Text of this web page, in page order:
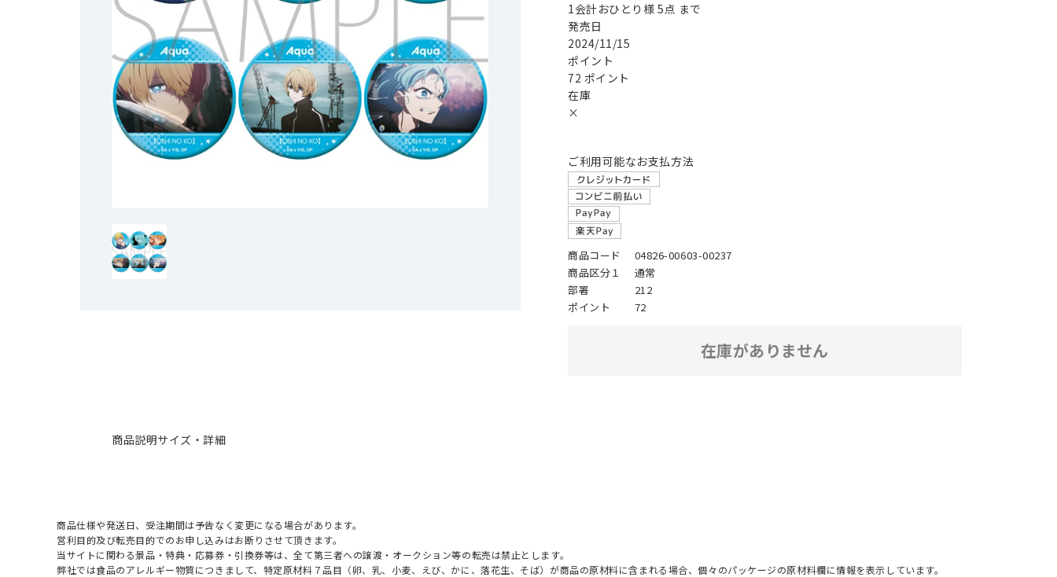
1会計おひとり様 5点 まで
発売日
2024/11/15
ポイント
72 ポイント
在庫
×
ご利用可能なお支払方法
商品コード
04826-00603-00237
商品区分１
通常
部署
212
ポイント
72
在庫がありません
商品説明サイズ・詳細
商品仕様や発送日、受注期間は予告なく変更になる場合があります。
営利目的及び転売目的でのお申し込みはお断りさせて頂きます。
当サイトに関わる景品・特典・応募券・引換券等は、全て第三者への譲渡・オークション等の転売は禁止とします。
弊社では食品のアレルギー物質につきまして、特定原材料７品目（卵、乳、小麦、えび、かに、落花生、そば）が商品の原材料に含まれる場合、個々のパッケージの原材料欄に情報を表示しています。